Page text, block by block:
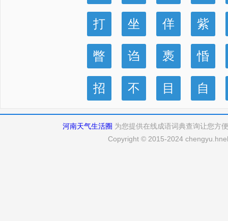
打 坐 佯 紫
瞥 诌 褭 惛
招 不 目 自
河南天气生活圈 为您提供在线成语词典查询让您方
Copyright © 2015-2024